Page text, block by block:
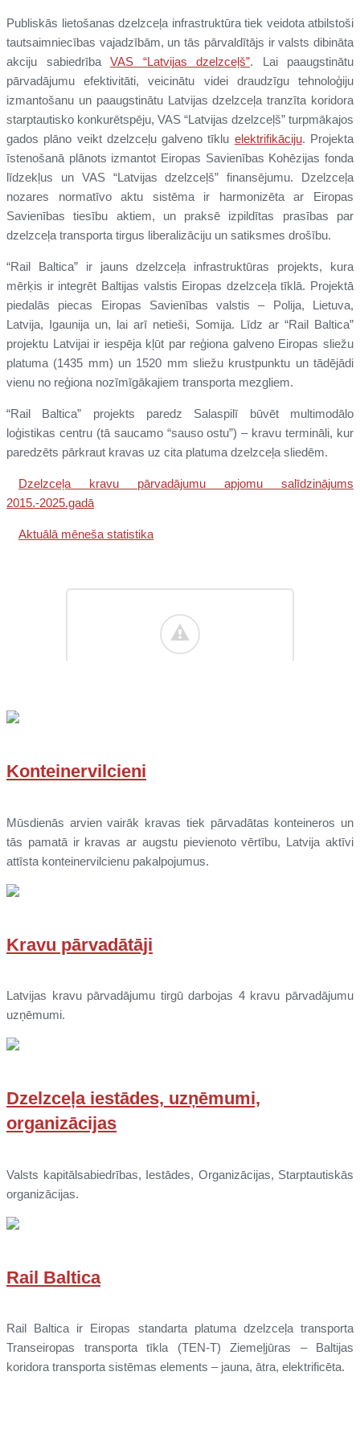
Publiskās lietošanas dzelzceļa infrastruktūra tiek veidota atbilstoši
tautsaimniecības vajadzībām, un tās pārvaldītājs ir valsts dibināta
akciju sabiedrība VAS “Latvijas dzelzceļš”. Lai paaugstinātu
pārvadājumu efektivitāti, veicinātu videi draudzīgu tehnoloģiju
izmantošanu un paaugstinātu Latvijas dzelzceļa tranzīta koridora
starptautisko konkurētspēju, VAS “Latvijas dzelzceļš” turpmākajos
gados plāno veikt dzelzceļu galveno tīklu elektrifikāciju. Projekta
īstenošanā plānots izmantot Eiropas Savienības Kohēzijas fonda
līdzekļus un VAS “Latvijas dzelzceļš” finansējumu. Dzelzceļa
nozares normatīvo aktu sistēma ir harmonizēta ar Eiropas
Savienības tiesību aktiem, un praksē izpildītas prasības par
dzelzceļa transporta tirgus liberalizāciju un satiksmes drošību.
“Rail Baltica” ir jauns dzelzceļa infrastruktūras projekts, kura
mērķis ir integrēt Baltijas valstis Eiropas dzelzceļa tīklā. Projektā
piedalās piecas Eiropas Savienības valstis – Polija, Lietuva,
Latvija, Igaunija un, lai arī netieši, Somija. Līdz ar “Rail Baltica”
projektu Latvijai ir iespēja kļūt par reģiona galveno Eiropas sliežu
platuma (1435 mm) un 1520 mm sliežu krustpunktu un tādējādi
vienu no reģiona nozīmīgākajiem transporta mezgliem.
“Rail Baltica” projekts paredz Salaspilī būvēt multimodālo
loģistikas centru (tā saucamo “sauso ostu”) – kravu termināli, kur
paredzēts pārkraut kravas uz cita platuma dzelzceļa sliedēm.
Dzelzceļa kravu pārvadājumu apjomu salīdzinājums
2015.-2025.gadā
Aktuālā mēneša statistika
Konteinervilcieni
Mūsdienās arvien vairāk kravas tiek pārvadātas konteineros un
tās pamatā ir kravas ar augstu pievienoto vērtību, Latvija aktīvi
attīsta konteinervilcienu pakalpojumus.
Kravu pārvadātāji
Latvijas kravu pārvadājumu tirgū darbojas 4 kravu pārvadājumu
uzņēmumi.
Dzelzceļa iestādes, uzņēmumi,
organizācijas
Valsts kapitālsabiedrības, Iestādes, Organizācijas, Starptautiskās
organizācijas.
Rail Baltica
Rail Baltica ir Eiropas standarta platuma dzelzceļa transporta
Transeiropas transporta tīkla (TEN-T) Ziemeļjūras – Baltijas
koridora transporta sistēmas elements – jauna, ātra, elektrificēta.